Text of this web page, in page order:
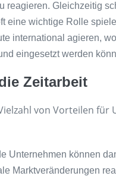
reagieren. Gleichzeitig
eine wichtige Rolle
international agieren,
eingesetzt werden
Zeitarbeit
von Vorteilen für
Unternehmen können
Marktveränderungen